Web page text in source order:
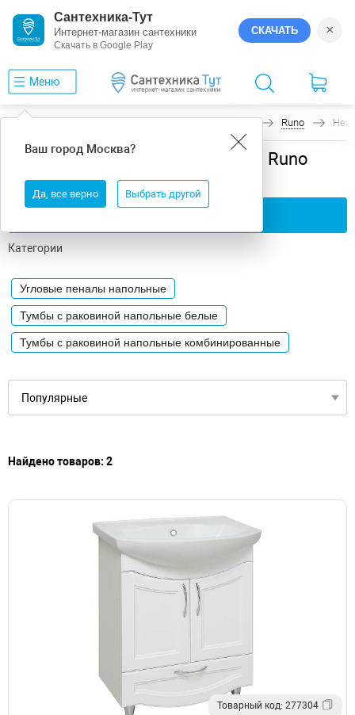
Сантехника-Тут
Интернет-магазин сантехники
Скачать в Google Play
СКАЧАТЬ ×
Меню
Ваш город Москва?
Да, все верно Выбрать другой
Runo
Мебель для ванной напольная Runo
Неаполь
Категории
Угловые пеналы напольные
Тумбы с раковиной напольные белые
Тумбы с раковиной напольные комбинированные
Найдено товаров: 2
Товарный код: 277304